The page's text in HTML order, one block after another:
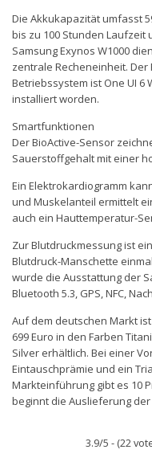
Die Akkukapazität umfasst
bis zu 100 Stunden Laufzeit
Samsung Exynos W1000
zentrale Recheneinheit. Der
Betriebssystem ist One UI 6
installiert worden.
Smartfunktionen
Der BioActive-Sensor
Sauerstoffgehalt mit einer
Ein Elektrokardiogramm
und Muskelanteil ermittelt
auch ein Hauttemperatur-
Zur Blutdruckmessung ist
Blutdruck-Manschette
wurde die Ausstattung der
Bluetooth 5.3, GPS, NFC,
Auf dem deutschen Markt
699 Euro in den Farben
Silver erhältlich. Bei einer
Eintauschprämie und ein
Markteinführung gibt es 10
beginnt die Auslieferung der
3.9/5 - (22